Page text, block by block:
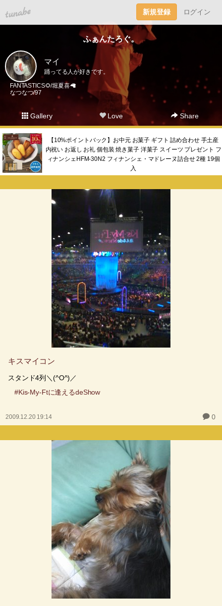
tuna.be 新規登録 ログイン
ふぁんたろぐ。
マイ
踊ってる人が好きです。
FANTASTICS🌻/堀夏喜🦙
なつなつ/97
Gallery Love Share
【10%ポイントバック】お中元 お菓子 ギフト 詰め合わせ 手土産
内祝い お返し お礼 個包装 焼き菓子 洋菓子 スイーツ プレゼント フ
ィナンシェHFM-30N2 フィナンシェ・マドレーヌ詰合せ 2種 19個
入
キスマイコン
スタンド4列＼(^O^)／
#Kis-My-Ftに逢えるdeShow
2009.12.20 19:14 0